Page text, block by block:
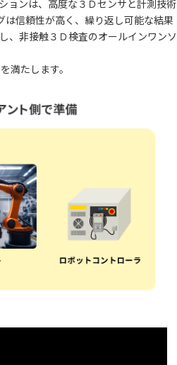
ョンは、高度な３Ｄセンサと計測技術
信頼性が高く、繰り返し可能な結果
、非接触３Ｄ検査のオールインワンソ
満たします。